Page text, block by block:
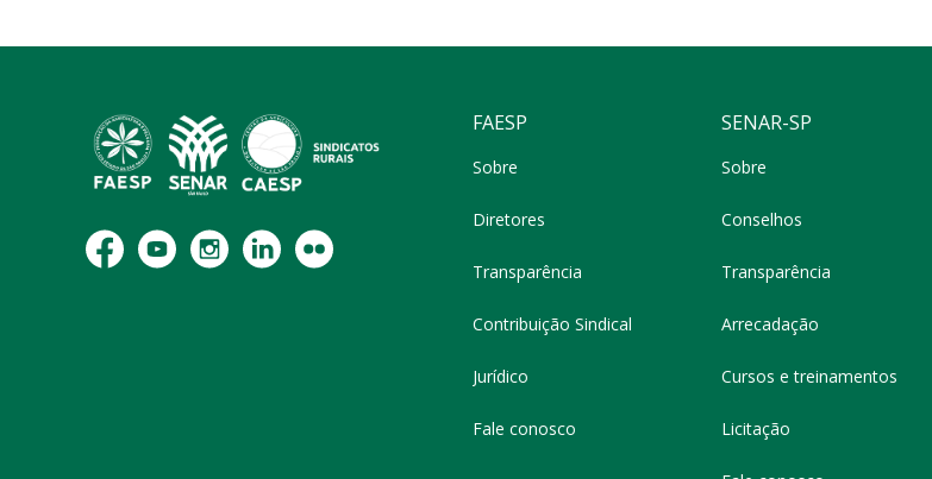
FAESP
Sobre
Diretores
Transparência
Contribuição Sindical
Jurídico
Fale conosco
SENAR-SP
Sobre
Conselhos
Transparência
Arrecadação
Cursos e treinamentos
Licitação